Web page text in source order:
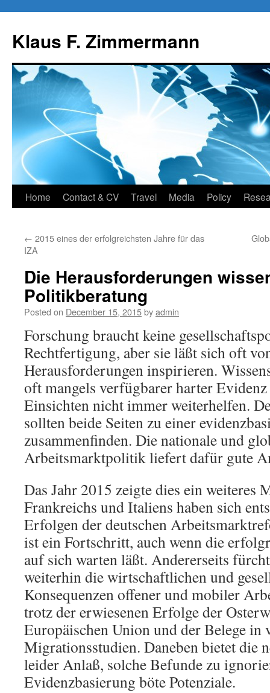
content
Klaus F. Zimmermann
Home Contact & CV Travel Media Policy
← 2015 eines der erfolgreichsten Jahre für das
IZA
Die Herausforderungen
Politikberatung
Posted on December 15, 2015byadmin
Forschung braucht keine
Rechtfertigung, aber sie läßt sich oft
Herausforderungen inspirieren.
oft mangels verfügbarer harter
Einsichten nicht immer weiterhelfen.
sollten beide Seiten zu einer
zusammenfinden. Die nationale und
Arbeitsmarktpolitik liefert dafür gute
Das Jahr 2015 zeigte dies ein weiteres
Frankreichs und Italiens haben sich
Erfolgen der deutschen
ist ein Fortschritt, auch wenn die
auf sich warten läßt. Andererseits
weiterhin die wirtschaftlichen und
Konsequenzen offener und mobiler
trotz der erwiesenen Erfolge der
Europäischen Union und der Belege
Migrationsstudien. Daneben bietet die
leider Anlaß, solche Befunde zu
Evidenzbasierung böte Potenziale.